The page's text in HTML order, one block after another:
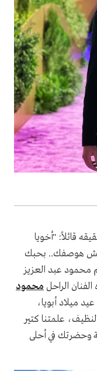
قائلاً: "أخويا
مش هوصفك.. بحبك
محمود عبد العزيز
الراحل محمود
إليه: "٤ يونيو.. عيد ميلاد أبويا،
علمتنا كتير
وحضرتك في أحلى